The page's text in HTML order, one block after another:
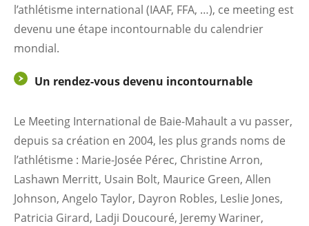
l’athlétisme international (IAAF, FFA, …), ce meeting est
devenu une étape incontournable du calendrier
mondial.
Un rendez-vous devenu incontournable
Le Meeting International de Baie-Mahault a vu passer,
depuis sa création en 2004, les plus grands noms de
l’athlétisme : Marie-Josée Pérec, Christine Arron,
Lashawn Merritt, Usain Bolt, Maurice Green, Allen
Johnson, Angelo Taylor, Dayron Robles, Leslie Jones,
Patricia Girard, Ladji Doucouré, Jeremy Wariner,